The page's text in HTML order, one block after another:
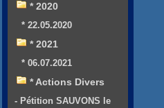
* 2020
* 22.05.2020
* 2021
* 06.07.2021
* Actions Divers
- Pétition SAUVONS le